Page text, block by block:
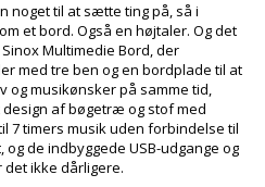
noget til at sætte ting på, så i
et bord. Også en højtaler. Og det
Multimedie Bord, der
med tre ben og en bordplade til at
musikønsker på samme tid,
af bøgetræ og stof med
7 timers musik uden forbindelse til
de indbyggede USB-udgange og
ikke dårligere.